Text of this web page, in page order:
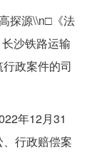
探源\\n□《法
沙铁路运输
政案件的司
年12月31
行政赔偿案